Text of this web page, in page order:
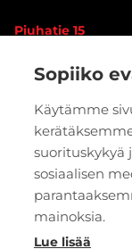
Sopiiko
Käytämme
suorituskykyä
sosiaalisen
mainoksia.
Lue lisää
Piuhatie 15
PYYDÄ TARJOUS